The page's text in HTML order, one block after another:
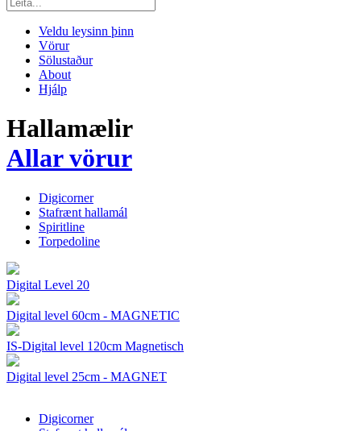
Veldu leysinn þinn
Vörur
Sölustaður
About
Hjálp
Hallamælir
Allar vörur
Digicorner
Stafrænt hallamál
Spiritline
Torpedoline
Digital Level 20
Digital level 60cm - MAGNETIC
IS-Digital level 120cm Magnetisch
Digital level 25cm - MAGNET
Digicorner